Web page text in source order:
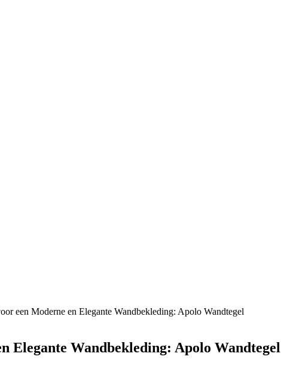
een Moderne en Elegante Wandbekleding: Apolo Wandtegel
Elegante Wandbekleding: Apolo Wandtegel